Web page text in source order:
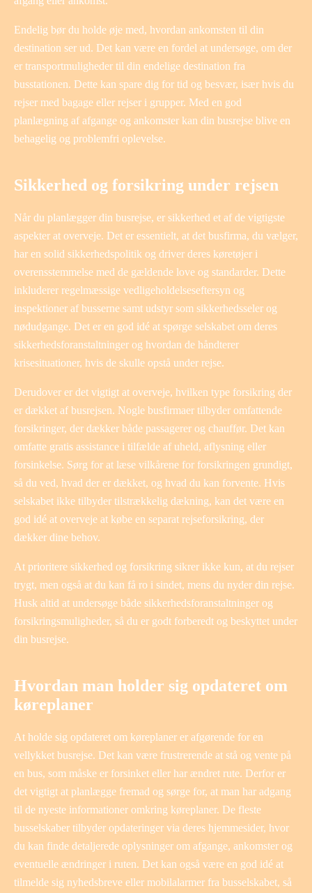
Endelig bør du holde øje med, hvordan ankomsten til din
destination ser ud. Det kan være en fordel at undersøge, om der
er transportmuligheder til din endelige destination fra
busstationen. Dette kan spare dig for tid og besvær, især hvis du
rejser med bagage eller rejser i grupper. Med en god
planlægning af afgange og ankomster kan din busrejse blive en
behagelig og problemfri oplevelse.
Sikkerhed og forsikring under rejsen
Når du planlægger din busrejse, er sikkerhed et af de vigtigste
aspekter at overveje. Det er essentielt, at det busfirma, du vælger,
har en solid sikkerhedspolitik og driver deres køretøjer i
overensstemmelse med de gældende love og standarder. Dette
inkluderer regelmæssige vedligeholdelseseftersyn og
inspektioner af busserne samt udstyr som sikkerhedsseler og
nødudgange. Det er en god idé at spørge selskabet om deres
sikkerhedsforanstaltninger og hvordan de håndterer
krisesituationer, hvis de skulle opstå under rejse.
Derudover er det vigtigt at overveje, hvilken type forsikring der
er dækket af busrejsen. Nogle busfirmaer tilbyder omfattende
forsikringer, der dækker både passagerer og chauffør. Det kan
omfatte gratis assistance i tilfælde af uheld, aflysning eller
forsinkelse. Sørg for at læse vilkårene for forsikringen grundigt,
så du ved, hvad der er dækket, og hvad du kan forvente. Hvis
selskabet ikke tilbyder tilstrækkelig dækning, kan det være en
god idé at overveje at købe en separat rejseforsikring, der
dækker dine behov.
At prioritere sikkerhed og forsikring sikrer ikke kun, at du rejser
trygt, men også at du kan få ro i sindet, mens du nyder din rejse.
Husk altid at undersøge både sikkerhedsforanstaltninger og
forsikringsmuligheder, så du er godt forberedt og beskyttet under
din busrejse.
Hvordan man holder sig opdateret om
køreplaner
At holde sig opdateret om køreplaner er afgørende for en
vellykket busrejse. Det kan være frustrerende at stå og vente på
en bus, som måske er forsinket eller har ændret rute. Derfor er
det vigtigt at planlægge fremad og sørge for, at man har adgang
til de nyeste informationer omkring køreplaner. De fleste
busselskaber tilbyder opdateringer via deres hjemmesider, hvor
du kan finde detaljerede oplysninger om afgange, ankomster og
eventuelle ændringer i ruten. Det kan også være en god idé at
tilmelde sig nyhedsbreve eller mobilalarmer fra busselskabet, så